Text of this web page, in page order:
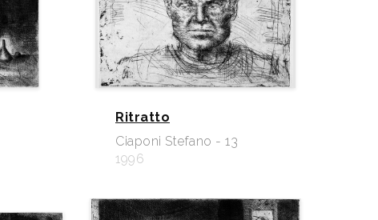
Ritratto
Ciaponi Stefano - 13
1996